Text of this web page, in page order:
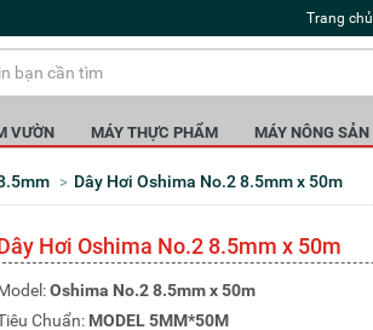
Trang chủ
VƯỜN MÁY THỰC PHẨM MÁY NÔNG SẢN
Dây Hơi Oshima No.2 8.5mm x 50m
Hơi Oshima No.2 8.5mm x 50m
Oshima No.2 8.5mm x 50m
Chuẩn: MODEL 5MM*50M